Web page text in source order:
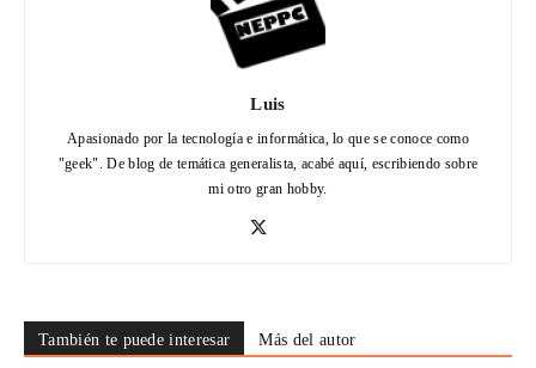
Luis
Apasionado por la tecnología e informática, lo que se conoce como
"geek". De blog de temática generalista, acabé aquí, escribiendo sobre
mi otro gran hobby.
También te puede interesar Más del autor